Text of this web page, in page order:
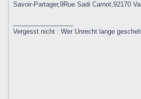
Savoir-Partager,9Rue Sadi Carnot,92170
Vergesst nicht : Wer Unrecht lange